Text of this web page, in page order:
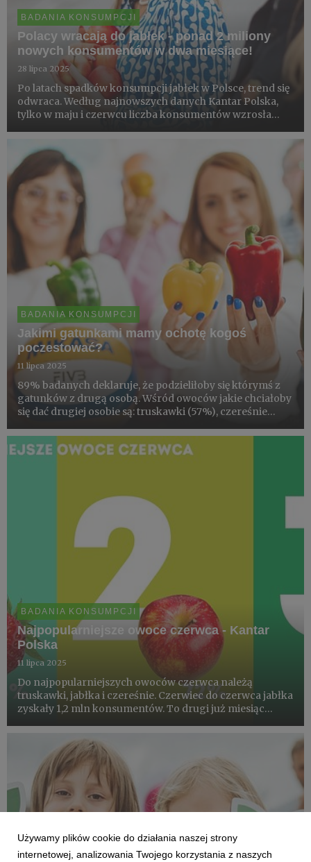
BADANIA KONSUMPCJI
Polacy wracają do jabłek - ponad 2 miliony
nowych konsumentów w dwa miesiące!
28 lipca 2025
Po latach spadków konsumpcji jabłek w Polsce, trend się
odwraca. Według najnowszych danych Kantar Polska,
tylko w maju i czerwcu liczba konsumentów wzrosła
Magdalen...
BADANIA KONSUMPCJI
Jakimi gatunkami mamy ochotę kogoś
poczestować?
11 lipca 2025
89% badanych deklaruje, że podzieliłoby się którymś z
gatunków z drugą osobą. Wśród owoców jakie chciałoby
się dać drugiej osobie są: truskawki (57%), czereśnie
Spośród warzyw chcemy częstować pomidorem (20%) i
ogórki...
BADANIA KONSUMPCJI
Najpopularniejsze owoce czerwca - Kantar
Polska
11 lipca 2025
Do najpopularniejszych owoców czerwca należą
truskawki, jabłka i czereśnie. Czerwiec do czerwca jabłka
zyskały 1,2 mln konsumentów. To drugi już miesiąc
konsumentów należy do j...
Używamy plików cookie do działania naszej strony
internetowej, analizowania Twojego korzystania z naszych